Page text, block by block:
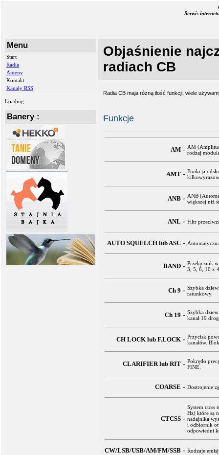
Serwis
Menu
Start
Radia
Anteny
Kontakt
Kanały RSS
Loading
Banery :
Objaśnienie
radiach CB
Radia CB maja różną ilość funkcji, wiele
Funkcje
AM - AM
rodzaj
AMT - Funkcja
ANB - ANB
większej niż
ANL - Filtr
AUTO SQUELCH lub ASC -
BAND - Przełącznik
3, 5, 6, 10 x
Ch 9 - Szybka
ratunkowy.
Ch 19 - Szybka
kanał 19
CH LOCK lub F.LOCK - Przycisk
kanałów.
CLARIFIER lub RIT - Pokrętło
FINE.
COARSE - Dostrojenie
CTCSS -
System ctcss
Hz) które są
nadajnika
i odbiornik
odpowiedni
CW/LSB/USB/AM/FM/SSB - Rodzaje